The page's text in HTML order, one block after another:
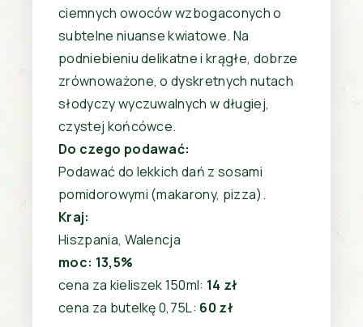
ciemnych owoców wzbogaconych o
subtelne niuanse kwiatowe. Na
podniebieniu delikatne i krągłe, dobrze
zrównoważone, o dyskretnych nutach
słodyczy wyczuwalnych w długiej,
czystej końcówce.
Do czego podawać:
Podawać do lekkich dań z sosami
pomidorowymi (makarony, pizza).
Kraj:
Hiszpania, Walencja
moc: 13,5%
cena za kieliszek 150ml: 14 zł
cena za butelkę 0,75L: 60 zł